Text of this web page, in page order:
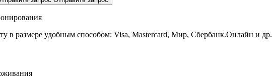
в размере удобным способом: Visa, Mastercard, Мир, Сбербанк.Онлайн и др.